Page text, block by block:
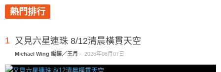
熱門排行
1 又見六星連珠 8/12清晨橫貫天空
Michael Wing 編譯／王月 - 2026年08月07日